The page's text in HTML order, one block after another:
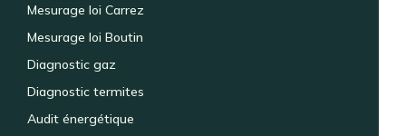
Mesurage loi Carrez
Mesurage loi Boutin
Diagnostic gaz
Diagnostic termites
Audit énergétique